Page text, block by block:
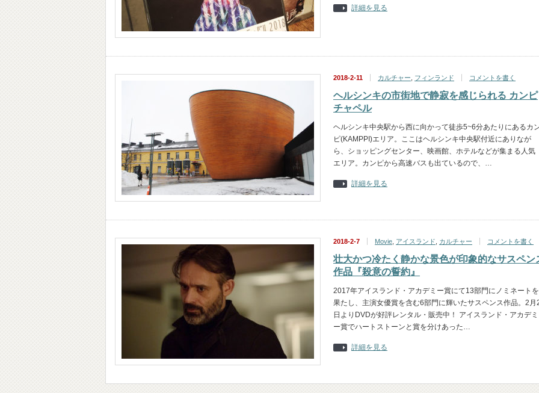
詳細を見る
2018-2-11 カルチャー フィンランド コメントを書く
ヘルシンキの市街地で静寂を感じられる カンピ
チャペル
ヘルシンキ中央駅から西に向かって徒歩5~6分あたりにあるカ
ピ(KAMPPI)エリア。ここはヘルシンキ中央駅付近にありなが
ら、ショッピングセンター、映画館、ホテルなどが集まる人気
エリア。カンピから高速バスも出ているので、…
詳細を見る
2018-2-7 Movie アイスランド カルチャー コメントを書く
壮大かつ冷たく静かな景色が印象的なサスペン
作品『殺意の誓約』
2017年アイスランド・アカデミー賞にて13部門にノミネートを
果たし、主演女優賞を含む6部門に輝いたサスペンス作品。2月
日よりDVDが好評レンタル・販売中！ アイスランド・アカデミ
ー賞でハートストーンと賞を分けあった…
詳細を見る